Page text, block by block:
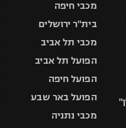
מכבי חיפה
בית"ר ירושלים
מכבי תל אביב
הפועל תל אביב
הפועל חיפה
הפועל באר שבע
מכבי נתניה